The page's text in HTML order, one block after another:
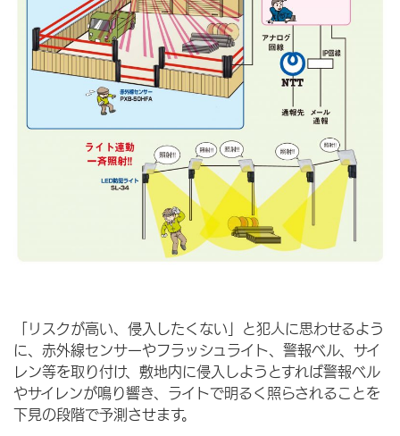
「リスクが高い、侵入したくない」と犯人に思わせるよう
に、赤外線センサーやフラッシュライト、警報ベル、サイ
レン等を取り付け、敷地内に侵入しようとすれば警報ベル
やサイレンが鳴り響き、ライトで明るく照らされることを
下見の段階で予測させます。